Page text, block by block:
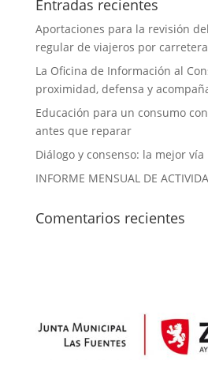
Entradas recientes
Aportaciones para la revisión
regular de viajeros por carretera
La Oficina de Información al
proximidad, defensa y
Educación para un consumo
antes que reparar
Diálogo y consenso: la mejor vía
INFORME MENSUAL DE
Comentarios recientes